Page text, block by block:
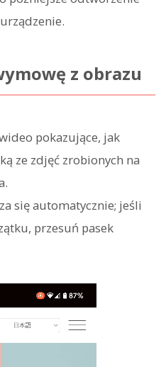
z obrazu
pokazujące, jak
ze zdjęć zrobionych na
się automatycznie; jeśli
przesuń pasek